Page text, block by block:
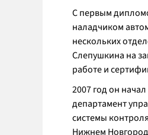
С первым
наладчиком
нескольких
Слепушкина на
работе и
2007 год он
департамент
системы
Нижнем